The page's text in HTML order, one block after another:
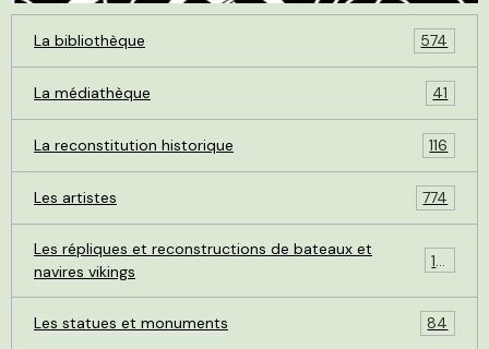
La bibliothèque 574
La médiathèque 41
La reconstitution historique 116
Les artistes 774
Les répliques et reconstructions de bateaux et
navires vikings
119
Les statues et monuments 84